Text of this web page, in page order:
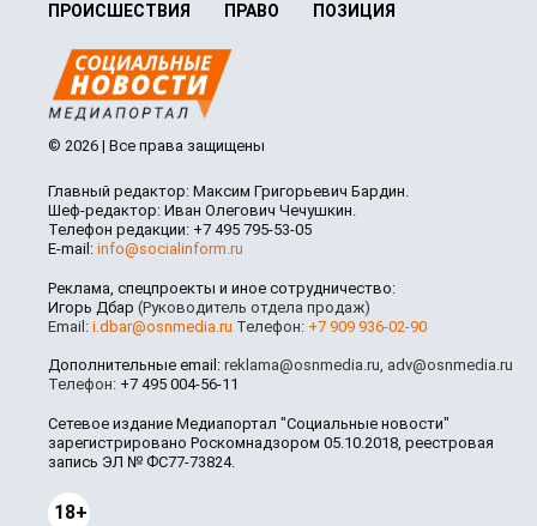
ПРОИСШЕСТВИЯ
ПРАВО ПОЗИЦИЯ
© 2026 | Все права защищены
Главный редактор: Максим Григорьевич Бардин.
Шеф-редактор: Иван Олегович Чечушкин.
Телефон редакции: +7 495 795-53-05
E-mail: info@socialinform.ru
Реклама, спецпроекты и иное сотрудничество:
Игорь Дбар (Руководитель отдела продаж)
Email: i.dbar@osnmedia.ru Телефон: +7 909 936-02-90
Дополнительные email: reklama@osnmedia.ru, adv@osnmedia.ru
Телефон: +7 495 004-56-11
Сетевое издание Медиапортал "Социальные новости"
зарегистрировано Роскомнадзором 05.10.2018, реестровая
запись ЭЛ № ФС77-73824.
18+